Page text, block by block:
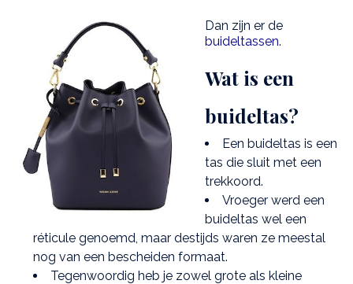
Dan zijn er de
buideltassen.
Wat is een
buideltas?
Een buideltas is een
tas die sluit met een
trekkoord.
Vroeger werd een
buideltas wel een
réticule genoemd, maar destijds waren ze meestal
nog van een bescheiden formaat.
Tegenwoordig heb je zowel grote als kleine